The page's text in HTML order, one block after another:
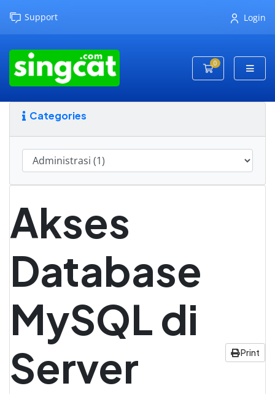
Support Login
0
Shopping Cart
Categories
Akses
Database
MySQL di
Server
Print